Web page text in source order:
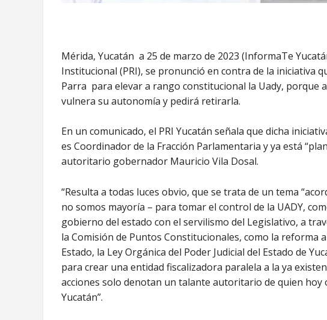
Mérida, Yucatán a 25 de marzo de 2023 (InformaTe
Institucional (PRI), se pronunció en contra de la iniciativa
Parra para elevar a rango constitucional la Uady, porque
vulnera su autonomía y pedirá retirarla.
En un comunicado, el PRI Yucatán señala que dicha
es Coordinador de la Fracción Parlamentaria y ya está
autoritario gobernador Mauricio Vila Dosal.
“Resulta a todas luces obvio, que se trata de un tema
no somos mayoría – para tomar el control de la UADY,
gobierno del estado con el servilismo del Legislativo, a
la Comisión de Puntos Constitucionales, como la reforma
Estado, la Ley Orgánica del Poder Judicial del Estado de
para crear una entidad fiscalizadora paralela a la ya
acciones solo denotan un talante autoritario de quien
Yucatán”.